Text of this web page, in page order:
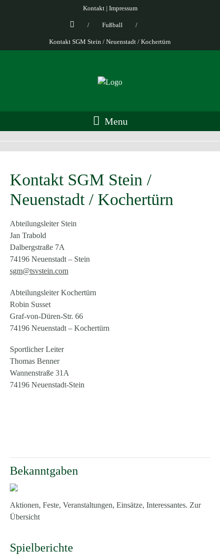
Kontakt| Impressum
/ Fußball /
Kontakt SGM Stein / Neuenstadt / Kochertürn
Menu
Kontakt SGM Stein /
Neuenstadt / Kochertürn
Abteilungsleiter Stein
Jan Trabold
Dalbergstraße 7A
74196 Neuenstadt – Stein
sgm@tsvstein.com
Abteilungsleiter Kochertürn
Robin Susset
Graf-von-Düren-Str. 66
74196 Neuenstadt – Kochertürn
Sportlicher Leiter
Thomas Benner
Wannenstraße 31A
74196 Neuenstadt-Stein
Bekanntgaben
Aktionen, Feste, Veranstaltungen, Einsätze, Interessantes. Zur
Übersicht
Spielberichte